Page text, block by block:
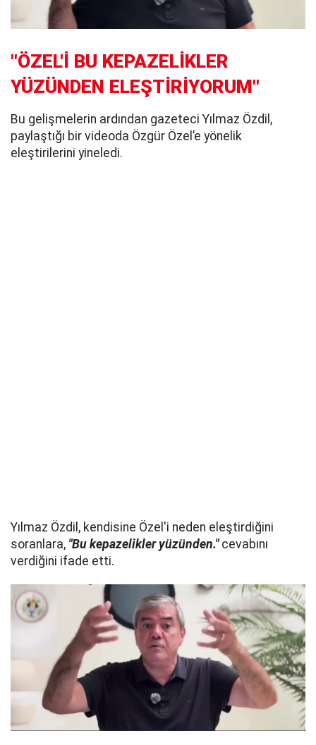
"ÖZEL'İ BU KEPAZELİKLER
YÜZÜNDEN ELEŞTİRİYORUM"
Bu gelişmelerin ardından gazeteci Yılmaz Özdil,
paylaştığı bir videoda Özgür Özel’e yönelik
eleştirilerini yineledi.
Yılmaz Özdil, kendisine Özel'i neden eleştirdiğini
soranlara, "Bu kepazelikler yüzünden."cevabını
verdiğini ifade etti.